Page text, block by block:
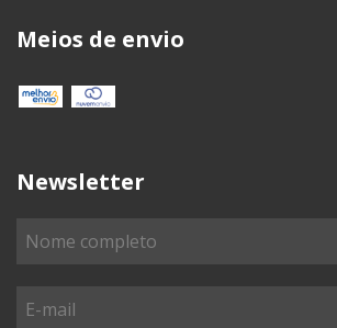
Meios de envio
Newsletter